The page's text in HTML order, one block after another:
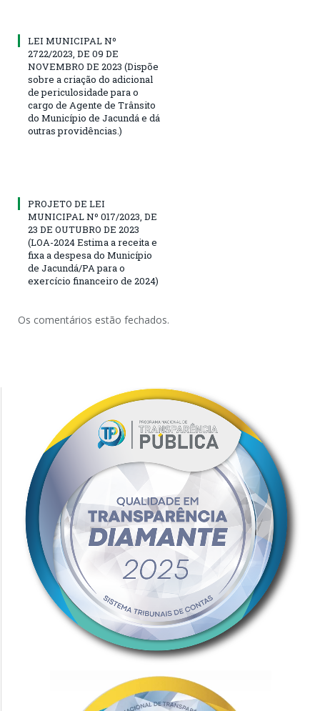
LEI MUNICIPAL Nº
2722/2023, DE 09 DE
NOVEMBRO DE 2023 (Dispõe
sobre a criação do adicional
de periculosidade para o
cargo de Agente de Trânsito
do Município de Jacundá e dá
outras providências.)
PROJETO DE LEI
MUNICIPAL Nº 017/2023, DE
23 DE OUTUBRO DE 2023
(LOA-2024 Estima a receita e
fixa a despesa do Município
de Jacundá/PA para o
exercício financeiro de 2024)
Os comentários estão fechados.